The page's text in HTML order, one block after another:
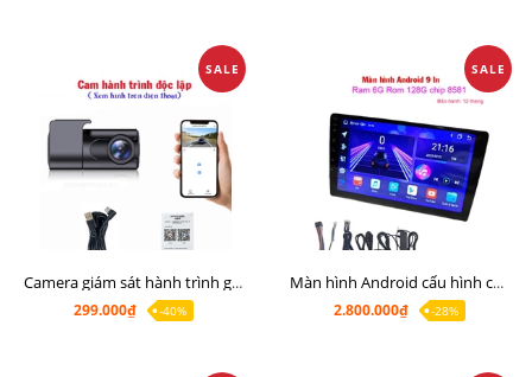
SALE
Camera giám sát hành trình giá rẻ, cam hành trình cho màn Android, cam hành trình kết nối điện thoại
299.000₫
-40%
SALE
Màn hình Android cấu hình cao Ram 6G Rom 128G chip 8 nhân 8581
2.800.000₫
-28%